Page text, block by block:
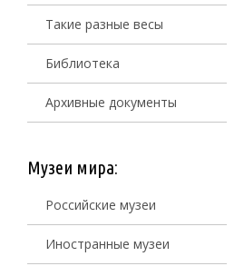
Такие разные весы
Библиотека
Архивные документы
Музеи мира:
Российские музеи
Иностранные музеи